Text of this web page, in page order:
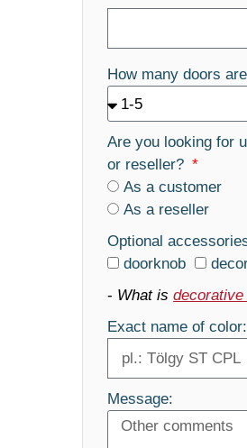
How many doors
Are you looking for
or reseller?
As a customer
As a reseller
Optional
doorknob
- What is
Exact name of color:
Message: